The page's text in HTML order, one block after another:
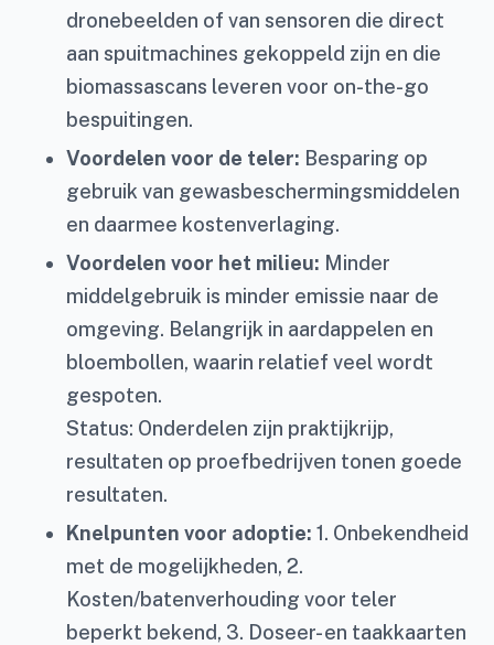
dronebeelden of van sensoren die direct
aan spuitmachines gekoppeld zijn en die
biomassascans leveren voor on-the-go
bespuitingen.
Voordelen voor de teler: Besparing op
gebruik van gewasbeschermingsmiddelen
en daarmee kostenverlaging.
Voordelen voor het milieu: Minder
middelgebruik is minder emissie naar de
omgeving. Belangrijk in aardappelen en
bloembollen, waarin relatief veel wordt
gespoten.
Status: Onderdelen zijn praktijkrijp,
resultaten op proefbedrijven tonen goede
resultaten.
Knelpunten voor adoptie: 1. Onbekendheid
met de mogelijkheden, 2.
Kosten/batenverhouding voor teler
beperkt bekend, 3. Doseer- en taakkaarten